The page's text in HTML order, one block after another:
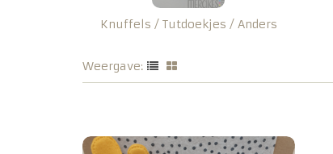
Knuffels / Tutdoekjes / Anders
Weergave: